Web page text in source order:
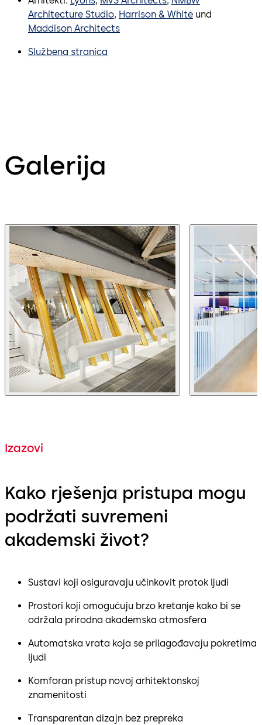
Architecture Studio, Harrison & White und
Maddison Architects
Službena stranica
Galerija
Izazovi
Kako rješenja pristupa mogu
podržati suvremeni
akademski život?
Sustavi koji osiguravaju učinkovit protok ljudi
Prostori koji omogućuju brzo kretanje kako bi se
održala prirodna akademska atmosfera
Automatska vrata koja se prilagođavaju pokretima
ljudi
Komforan pristup novoj arhitektonskoj
znamenitosti
Transparentan dizajn bez prepreka